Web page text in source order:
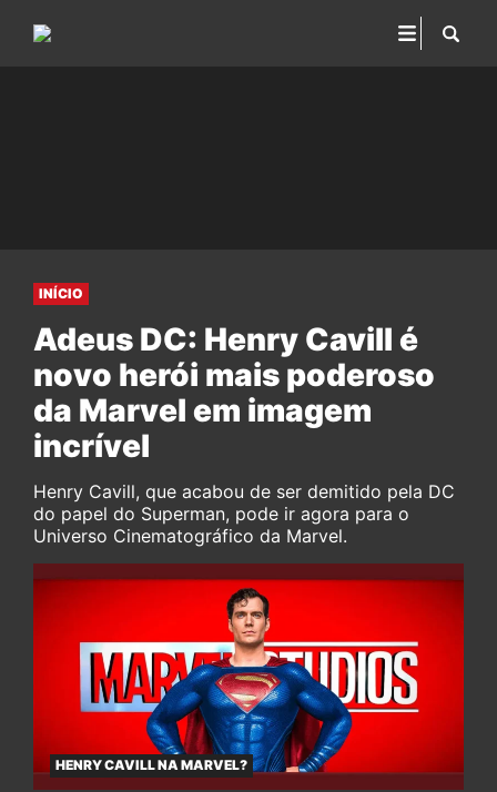
INÍCIO
Adeus DC: Henry Cavill é
novo herói mais poderoso
da Marvel em imagem
incrível
Henry Cavill, que acabou de ser demitido pela DC
do papel do Superman, pode ir agora para o
Universo Cinematográfico da Marvel.
HENRY CAVILL NA MARVEL?